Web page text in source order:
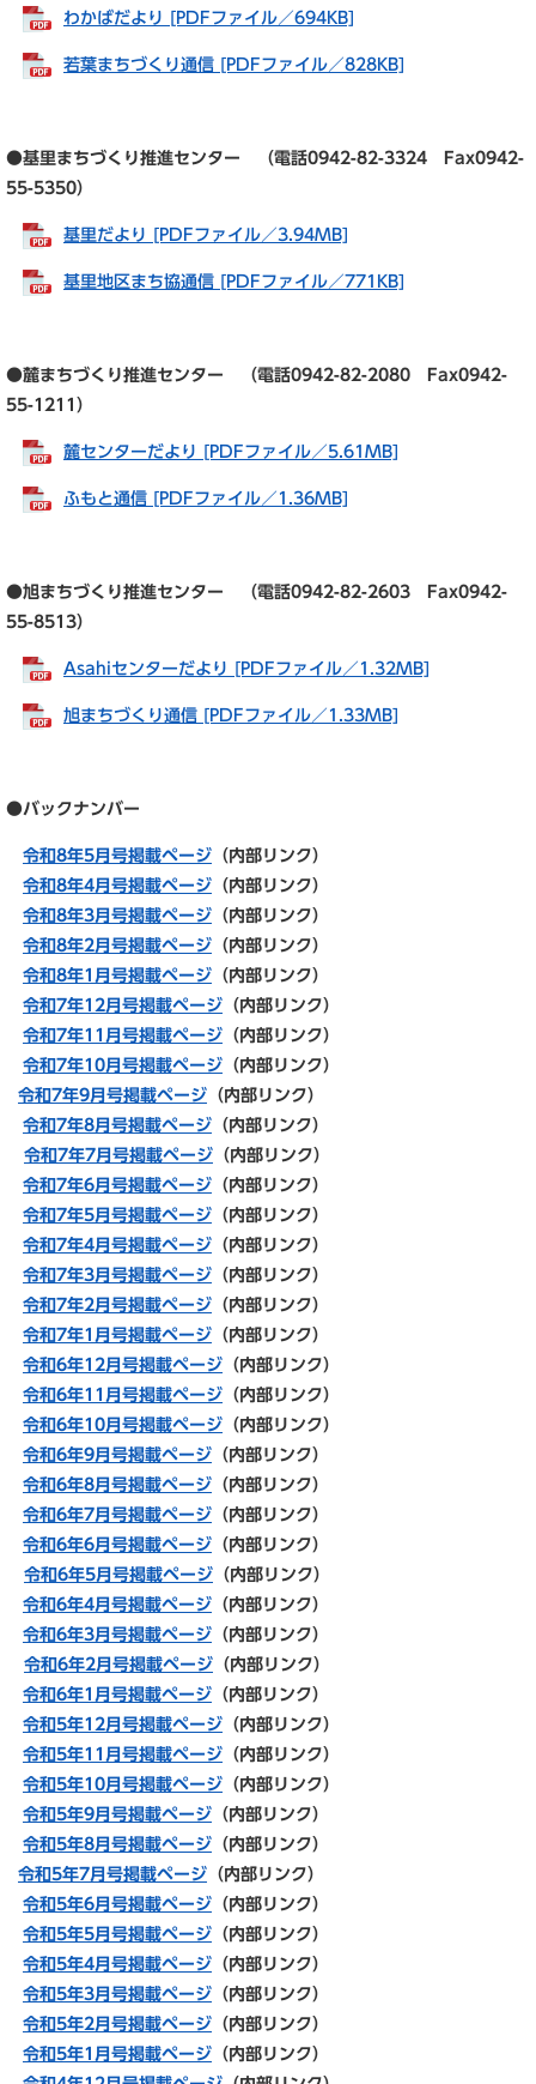
わかばだより [PDFファイル／694KB]
若葉まちづくり通信 [PDFファイル／828KB]
●基里まちづくり推進センター （電話0942-82-3324 Fax0942-
55-5350）
基里だより [PDFファイル／3.94MB]
基里地区まち協通信 [PDFファイル／771KB]
●麓まちづくり推進センター （電話0942-82-2080 Fax0942-
55-1211）
麓センターだより [PDFファイル／5.61MB]
ふもと通信 [PDFファイル／1.36MB]
●旭まちづくり推進センター （電話0942-82-2603 Fax0942-
55-8513）
Asahiセンターだより [PDFファイル／1.32MB]
旭まちづくり通信 [PDFファイル／1.33MB]
●バックナンバー
令和8年5月号掲載ページ （内部リンク）
令和8年4月号掲載ページ （内部リンク）
令和8年3月号掲載ページ （内部リンク）
令和8年2月号掲載ページ （内部リンク）
令和8年1月号掲載ページ （内部リンク）
令和7年12月号掲載ページ （内部リンク）
令和7年11月号掲載ページ （内部リンク）
令和7年10月号掲載ページ （内部リンク）
令和7年9月号掲載ページ （内部リンク）
令和7年8月号掲載ページ （内部リンク）
令和7年7月号掲載ページ （内部リンク）
令和7年6月号掲載ページ （内部リンク）
令和7年5月号掲載ページ （内部リンク）
令和7年4月号掲載ページ （内部リンク）
令和7年3月号掲載ページ （内部リンク）
令和7年2月号掲載ページ （内部リンク）
令和7年1月号掲載ページ （内部リンク）
令和6年12月号掲載ページ （内部リンク）
令和6年11月号掲載ページ （内部リンク）
令和6年10月号掲載ページ （内部リンク）
令和6年9月号掲載ページ （内部リンク）
令和6年8月号掲載ページ （内部リンク）
令和6年7月号掲載ページ （内部リンク）
令和6年6月号掲載ページ （内部リンク）
令和6年5月号掲載ページ （内部リンク）
令和6年4月号掲載ページ （内部リンク）
令和6年3月号掲載ページ （内部リンク）
令和6年2月号掲載ページ （内部リンク）
令和6年1月号掲載ページ （内部リンク）
令和5年12月号掲載ページ （内部リンク）
令和5年11 月号掲載ページ （内部リンク）
令和5年10月号掲載ページ （内部リンク）
令和5年9月号掲載ページ （内部リンク）
令和5年8月号掲載ページ （内部リンク）
令和5年7月号掲載ページ （内部リンク）
令和5年6月号掲載ページ （内部リンク）
令和5年5月号掲載ページ （内部リンク）
令和5年4月号掲載ページ （内部リンク）
令和5年3月号掲載ページ （内部リンク）
令和5年2月号掲載ページ （内部リンク）
令和5年1月号掲載ページ （内部リンク）